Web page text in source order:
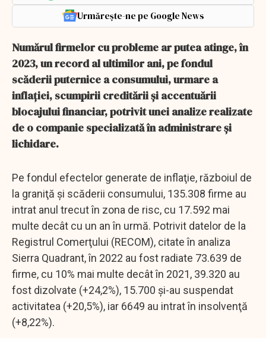
Urmărește-ne pe Google News
Numărul firmelor cu probleme ar putea atinge, în
2023, un record al ultimilor ani, pe fondul
scăderii puternice a consumului, urmare a
inflaţiei, scumpirii creditării şi accentuării
blocajului financiar, potrivit unei analize realizate
de o companie specializată în administrare şi
lichidare.
Pe fondul efectelor generate de inflaţie, războiul de
la graniţă şi scăderii consumului, 135.308 firme au
intrat anul trecut în zona de risc, cu 17.592 mai
multe decât cu un an în urmă. Potrivit datelor de la
Registrul Comerţului (RECOM), citate în analiza
Sierra Quadrant, în 2022 au fost radiate 73.639 de
firme, cu 10% mai multe decât în 2021, 39.320 au
fost dizolvate (+24,2%), 15.700 şi-au suspendat
activitatea (+20,5%), iar 6649 au intrat în insolvenţă
(+8,22%).